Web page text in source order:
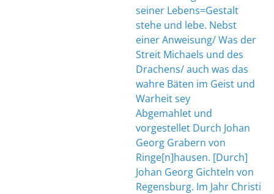
seiner Lebens=Gestalt
stehe und lebe. Nebst
einer Anweisung/ Was der
Streit Michaels und des
Drachens/ auch was das
wahre Bäten im Geist und
Warheit sey
Abgemahlet und
vorgestellet Durch Johan
Georg Grabern von
Ringe[n]hausen. [Durch]
Johan Georg Gichteln von
Regensburg. Im Jahr Christi